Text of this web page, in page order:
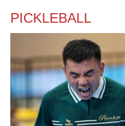
PICKLEBALL